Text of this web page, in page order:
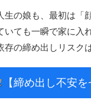
生の娘も、最初は「
いても一瞬で家に入
存の締め出しリスク
【締め出し不安